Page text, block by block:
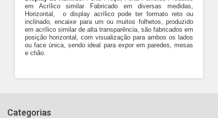
em Acrílico similar Fabricado em diversas medidas,
Horizontal, o display acrílico pode ter formato reto ou
inclinado, encaixe para um ou muitos folhetos, produzido
em acrílico similar de alta transparência, são fabricados em
posição horizontal, com visualização para ambos os lados
ou face única, sendo ideal para expor em paredes, mesas
e chão.
Categorias